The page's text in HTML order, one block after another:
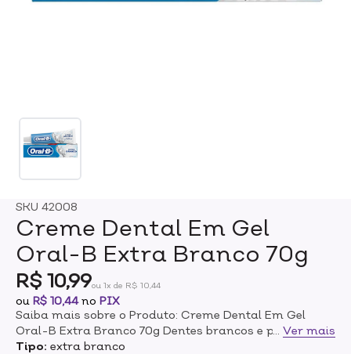
SKU 42008
Creme Dental Em Gel
Oral-B Extra Branco 70g
R$ 10,99ou 1x de R$ 10,44
ou R$ 10,44no PIX
Saiba mais sobre o Produto: Creme Dental Em Gel
Oral-B Extra Branco 70g Dentes brancos e protegidos.
Conquiste um sorriso mais branco sem abrir mão de
Ver mais
Tipo: extra branco